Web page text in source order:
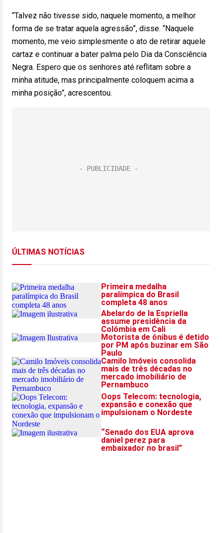
“Talvez não tivesse sido, naquele momento, a melhor
forma de se tratar aquela agressão”, disse. “Naquele
momento, me veio simplesmente o ato de retirar aquele
cartaz e continuar a bater palma pelo Dia da Consciência
Negra. Espero que os senhores até reflitam sobre a
minha atitude, mas principalmente coloquem acima a
minha posição”, acrescentou.